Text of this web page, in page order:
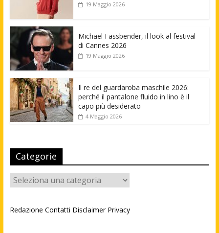
19 Maggio 2026
Michael Fassbender, il look al festival
di Cannes 2026
19 Maggio 2026
Il re del guardaroba maschile 2026:
perché il pantalone fluido in lino è il
capo più desiderato
4 Maggio 2026
Categorie
Categorie
Redazione Contatti Disclaimer Privacy